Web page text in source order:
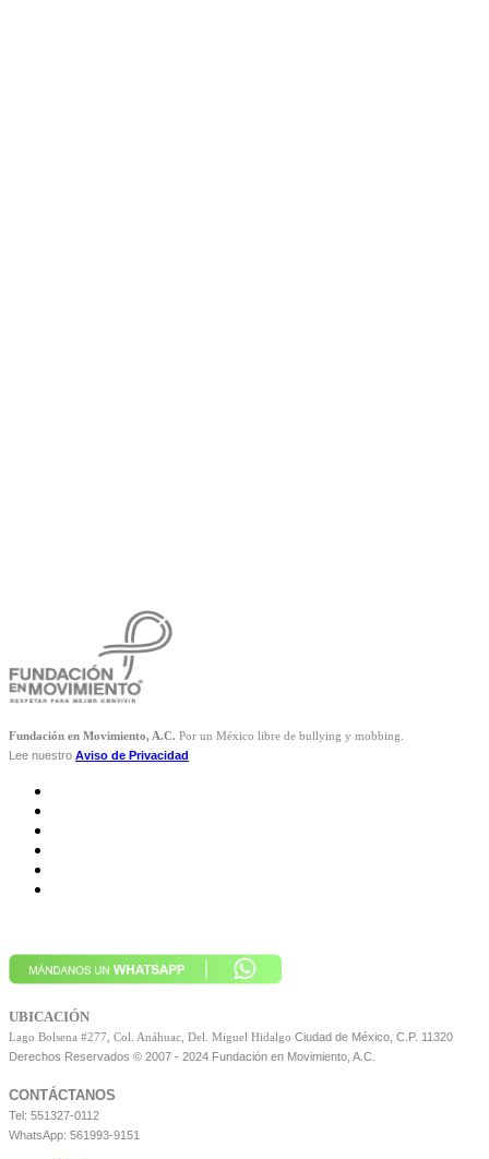
Fundación en Movimiento, A.C. Por un México libre de bullying y mobbing.
Lee nuestro Aviso de Privacidad
UBICACIÓN
Lago Bolsena #277, Col. Anáhuac, Del. Miguel Hidalgo Ciudad de México, C.P. 11320
Derechos Reservados © 2007 - 2024 Fundación en Movimiento, A.C.
CONTÁCTANOS
Tel: 551327-0112
WhatsApp: 561993-9151